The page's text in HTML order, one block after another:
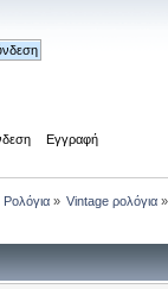
Εγγραφή
Ρολόγια » Vintage ρολόγια »